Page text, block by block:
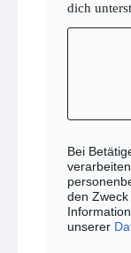
dich
Bei
den
unserer